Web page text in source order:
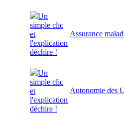
Un
simple clic
et
l'explication
déchire !
Assurance
Un
simple clic
et
l'explication
déchire !
Autonomie des